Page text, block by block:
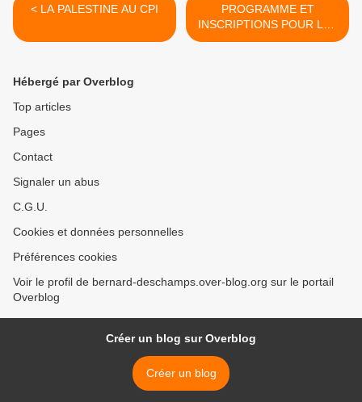
< LA PALESTINE AU CPI
PROGRAMME ET
INSCRIPTIONS POUR LE8
MAI 2015 >
Hébergé par Overblog
Top articles
Pages
Contact
Signaler un abus
C.G.U.
Cookies et données personnelles
Préférences cookies
Voir le profil de bernard-deschamps.over-blog.org sur le portail
Overblog
Créer un blog sur Overblog
Créer un blog